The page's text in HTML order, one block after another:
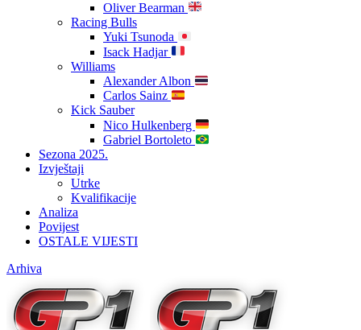
Oliver Bearman
Racing Bulls
Yuki Tsunoda
Isack Hadjar
Williams
Alexander Albon
Carlos Sainz
Kick Sauber
Nico Hulkenberg
Gabriel Bortoleto
Sezona 2025.
Izvještaji
Utrke
Kvalifikacije
Analiza
Povijest
OSTALE VIJESTI
Arhiva